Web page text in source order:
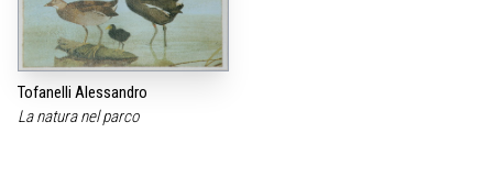
Tofanelli Alessandro
La natura nel parco